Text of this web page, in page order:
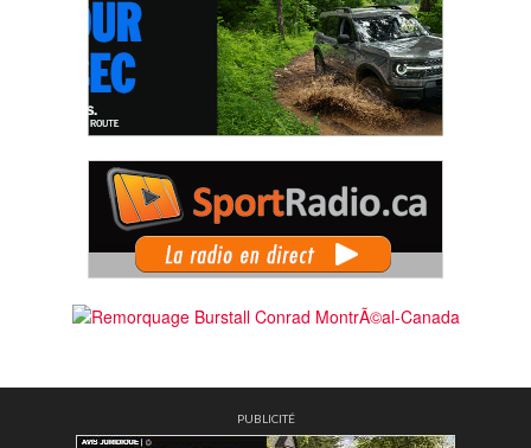
PUBLICITÉ